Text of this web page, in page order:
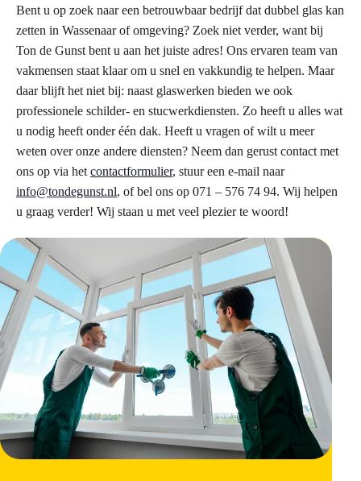
Bent u op zoek naar een betrouwbaar bedrijf dat dubbel glas kan
zetten in Wassenaar of omgeving? Zoek niet verder, want bij
Ton de Gunst bent u aan het juiste adres! Ons ervaren team van
vakmensen staat klaar om u snel en vakkundig te helpen. Maar
daar blijft het niet bij: naast glaswerken bieden we ook
professionele schilder- en stucwerkdiensten. Zo heeft u alles wat
u nodig heeft onder één dak. Heeft u vragen of wilt u meer
weten over onze andere diensten? Neem dan gerust contact met
ons op via het contactformulier, stuur een e-mail naar
info@tondegunst.nl, of bel ons op 071 – 576 74 94. Wij helpen
u graag verder! Wij staan u met veel plezier te woord!